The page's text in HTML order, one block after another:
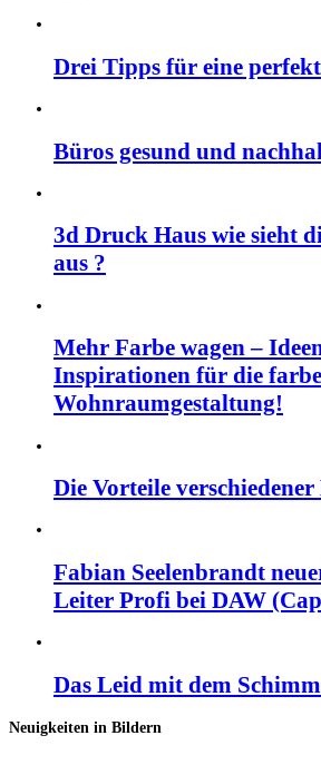
Drei Tipps für eine
Büros gesund und
3d Druck Haus wie sieht
aus ?
Mehr Farbe wagen –
Inspirationen für die
Wohnraumgestaltung!
Die Vorteile verschiedener
Fabian Seelenbrandt
Leiter Profi bei DAW
Das Leid mit dem
Neuigkeiten in Bildern